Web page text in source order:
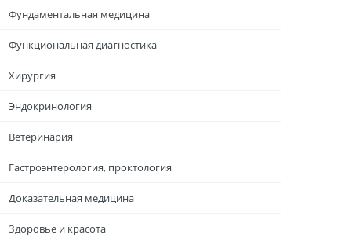
Фундаментальная медицина
Функциональная диагностика
Хирургия
Эндокринология
Ветеринария
Гастроэнтерология, проктология
Доказательная медицина
Здоровье и красота